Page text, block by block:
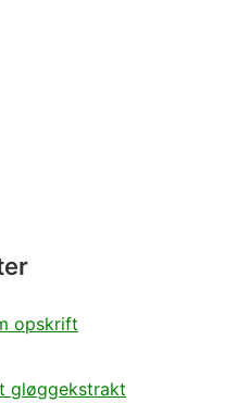
opskrift
gløggekstrakt